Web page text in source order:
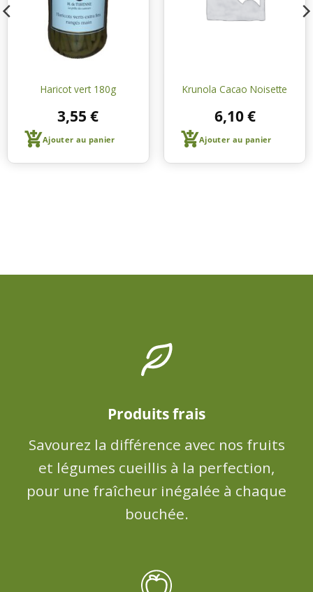
Haricot vert 180g
3,55€
Ajouter au panier
Krunola Cacao Noisette
6,10€
Ajouter au panier
Produits frais
Savourez la différence avec nos fruits
et légumes cueillis à la perfection,
pour une fraîcheur inégalée à chaque
bouchée.